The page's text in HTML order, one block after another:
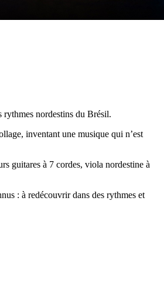
rythmes nordestins du Brésil.
inventant une musique qui n’est
guitares à 7 cordes, viola nordestine à
: à redécouvrir dans des rythmes et